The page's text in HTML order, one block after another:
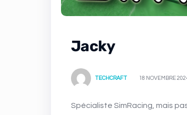
Jacky
TECHCRAFT 18 NOVEMBRE
Spécialiste SimRacing, mais pas de gaming, adore tout ce qui tourne autour de la mobilité,